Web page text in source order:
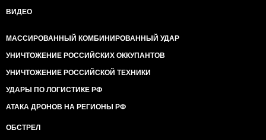
ВИДЕО
МАССИРОВАННЫЙ КОМБИНИРОВАННЫЙ УДАР
УНИЧТОЖЕНИЕ РОССИЙСКИХ ОККУПАНТОВ
УНИЧТОЖЕНИЕ РОССИЙСКОЙ ТЕХНИКИ
УДАРЫ ПО ЛОГИСТИКЕ РФ
АТАКА ДРОНОВ НА РЕГИОНЫ РФ
ОБСТРЕЛ